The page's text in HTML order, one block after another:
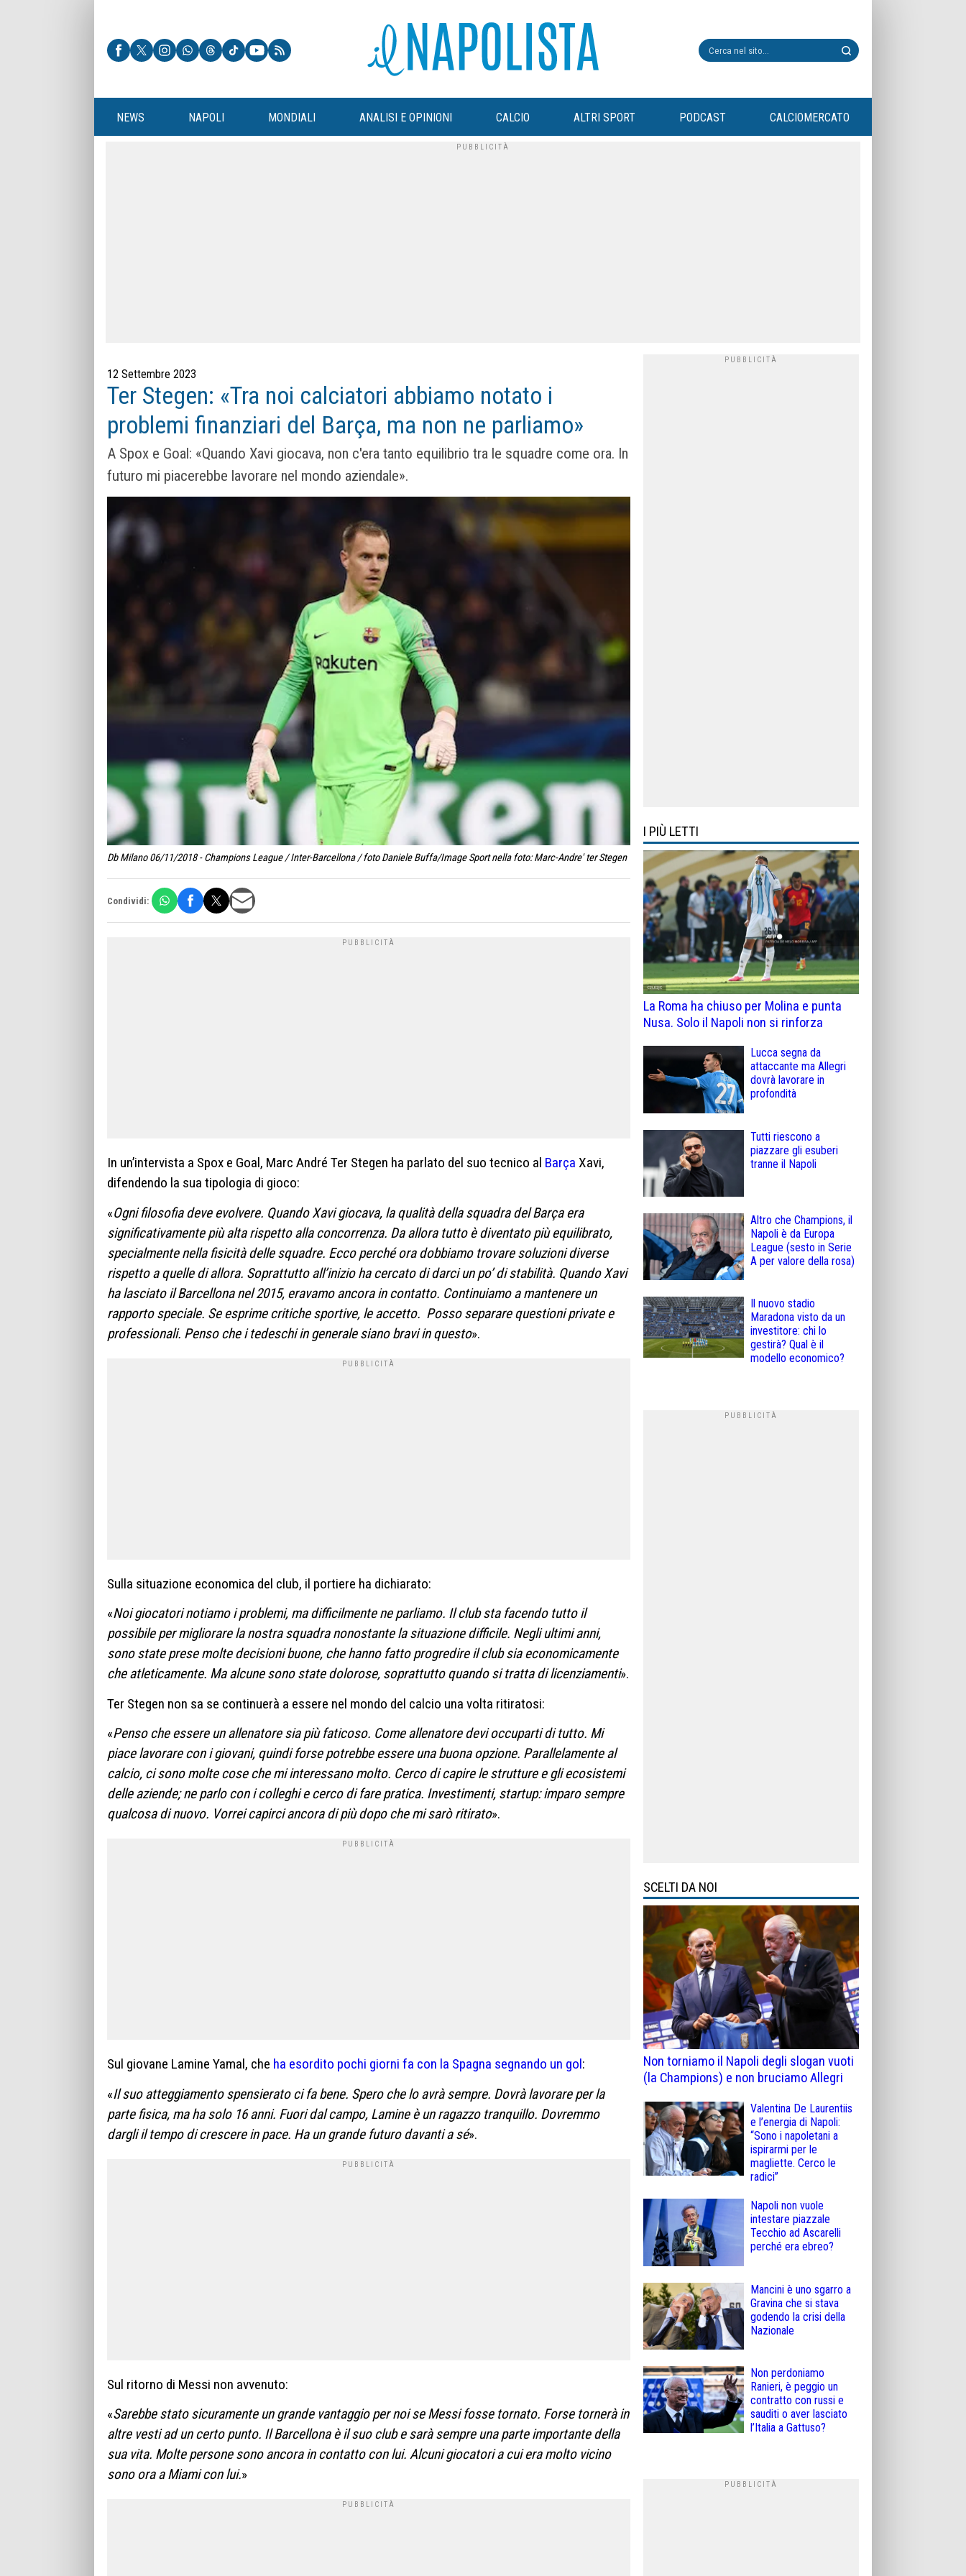
NEWS NAPOLI MONDIALI ANALISI E OPINIONI CALCIO ALTRI SPORT PODCAST CALCIOMERCATO
12 Settembre 2023
Ter Stegen: «Tra noi calciatori abbiamo notato i
problemi finanziari del Barça, ma non ne parliamo»
A Spox e Goal: «Quando Xavi giocava, non c'era tanto equilibrio tra le squadre come ora. In
futuro mi piacerebbe lavorare nel mondo aziendale».
Db Milano 06/11/2018 - Champions League / Inter-Barcellona / foto Daniele Buffa/Image Sport nella foto: Marc-Andre' ter Stegen
Condividi:
In un’intervista a Spox e Goal, Marc André Ter Stegen ha parlato del suo tecnico al Barça Xavi,
difendendo la sua tipologia di gioco:
«Ogni filosofia deve evolvere. Quando Xavi giocava, la qualità della squadra del Barça era
significativamente più alta rispetto alla concorrenza. Da allora tutto è diventato più equilibrato,
specialmente nella fisicità delle squadre. Ecco perché ora dobbiamo trovare soluzioni diverse
rispetto a quelle di allora. Soprattutto all’inizio ha cercato di darci un po’ di stabilità. Quando Xavi
ha lasciato il Barcellona nel 2015, eravamo ancora in contatto. Continuiamo a mantenere un
rapporto speciale. Se esprime critiche sportive, le accetto. Posso separare questioni private e
professionali. Penso che i tedeschi in generale siano bravi in questo».
Sulla situazione economica del club, il portiere ha dichiarato:
«Noi giocatori notiamo i problemi, ma difficilmente ne parliamo. Il club sta facendo tutto il
possibile per migliorare la nostra squadra nonostante la situazione difficile. Negli ultimi anni,
sono state prese molte decisioni buone, che hanno fatto progredire il club sia economicamente
che atleticamente. Ma alcune sono state dolorose, soprattutto quando si tratta di licenziamenti».
Ter Stegen non sa se continuerà a essere nel mondo del calcio una volta ritiratosi:
«Penso che essere un allenatore sia più faticoso. Come allenatore devi occuparti di tutto. Mi
piace lavorare con i giovani, quindi forse potrebbe essere una buona opzione. Parallelamente al
calcio, ci sono molte cose che mi interessano molto. Cerco di capire le strutture e gli ecosistemi
delle aziende; ne parlo con i colleghi e cerco di fare pratica. Investimenti, startup: imparo sempre
qualcosa di nuovo. Vorrei capirci ancora di più dopo che mi sarò ritirato».
Sul giovane Lamine Yamal, che ha esordito pochi giorni fa con la Spagna segnando un gol:
«Il suo atteggiamento spensierato ci fa bene. Spero che lo avrà sempre. Dovrà lavorare per la
parte fisica, ma ha solo 16 anni. Fuori dal campo, Lamine è un ragazzo tranquillo. Dovremmo
dargli il tempo di crescere in pace. Ha un grande futuro davanti a sé».
Sul ritorno di Messi non avvenuto:
«Sarebbe stato sicuramente un grande vantaggio per noi se Messi fosse tornato. Forse tornerà in
altre vesti ad un certo punto. Il Barcellona è il suo club e sarà sempre una parte importante della
sua vita. Molte persone sono ancora in contatto con lui. Alcuni giocatori a cui era molto vicino
sono ora a Miami con lui.»
I PIÙ LETTI
La Roma ha chiuso per Molina e punta
Nusa. Solo il Napoli non si rinforza
Lucca segna da
attaccante ma Allegri
dovrà lavorare in
profondità
Tutti riescono a
piazzare gli esuberi
tranne il Napoli
Altro che Champions, il
Napoli è da Europa
League (sesto in Serie
A per valore della rosa)
Il nuovo stadio
Maradona visto da un
investitore: chi lo
gestirà? Qual è il
modello economico?
SCELTI DA NOI
Non torniamo il Napoli degli slogan vuoti
(la Champions) e non bruciamo Allegri
Valentina De Laurentiis
e l’energia di Napoli:
“Sono i napoletani a
ispirarmi per le
magliette. Cerco le
radici”
Napoli non vuole
intestare piazzale
Tecchio ad Ascarelli
perché era ebreo?
Mancini è uno sgarro a
Gravina che si stava
godendo la crisi della
Nazionale
Non perdoniamo
Ranieri, è peggio un
contratto con russi e
sauditi o aver lasciato
l’Italia a Gattuso?